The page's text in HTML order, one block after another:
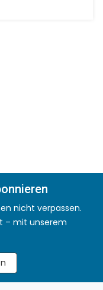
nicht verpassen.
– mit unserem